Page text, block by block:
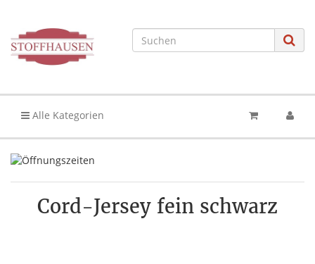
Alle Kategorien
Cord-Jersey fein schwarz